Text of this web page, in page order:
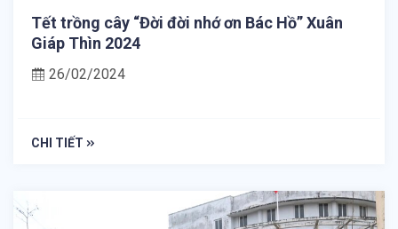
Tết trồng cây “Đời đời nhớ ơn Bác Hồ” Xuân
Giáp Thìn 2024
26/02/2024
CHI TIẾT